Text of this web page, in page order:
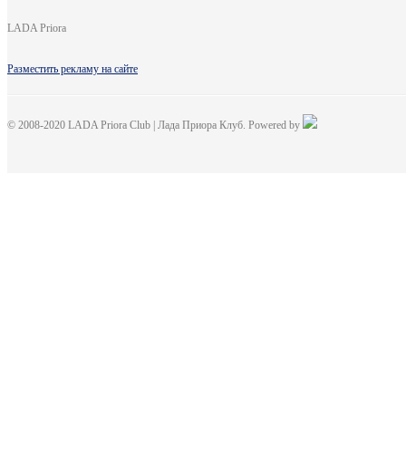
LADA Priora
Разместить рекламу на сайте
© 2008-2020 LADA Priora Club | Лада Приора Клуб. Powered by